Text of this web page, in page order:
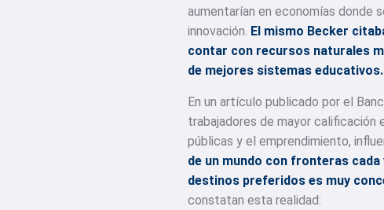
aumentarían en economías donde
innovación. El mismo Becker
contar con recursos naturales
de mejores sistemas educativos.
En un artículo publicado por el
trabajadores de mayor calificación
públicas y el emprendimiento,
de un mundo con fronteras
destinos preferidos es muy
constatan esta realidad: